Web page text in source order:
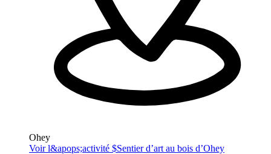
Ohey
Voir l&apops;activité $Sentier d’art au bois d’Ohey